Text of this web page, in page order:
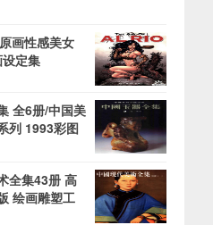
画性感美女
定集
全6册/中国美
列 1993彩图
全集43册 高
绘画雕塑工